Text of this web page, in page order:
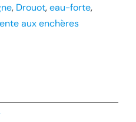
, Drouot, eau-forte,
aux enchères